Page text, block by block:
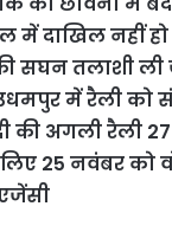
में दाखिल नहीं
सघन तलाशी ली
में रैली को
की अगली रैली
25 नवंबर को